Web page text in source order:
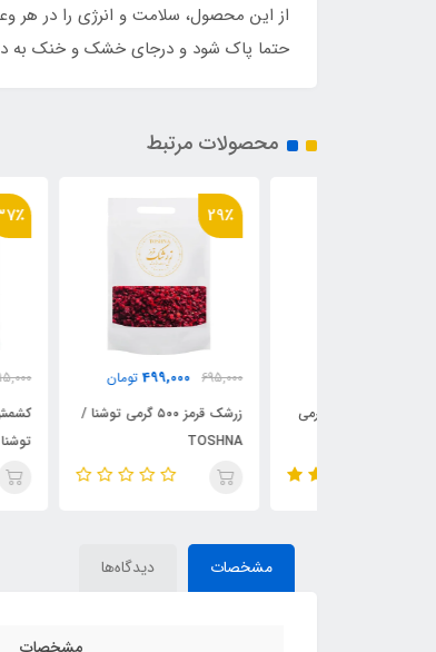
از این محصول، سلامت و انرژی را در هر
حتما پاک شود و درجای خشک و خنک به
محصولات مرتبط
499,000 تومان
زرشک قرمز ۵۰۰ گرمی توشنا /
مشخصات دیدگاه‌ها